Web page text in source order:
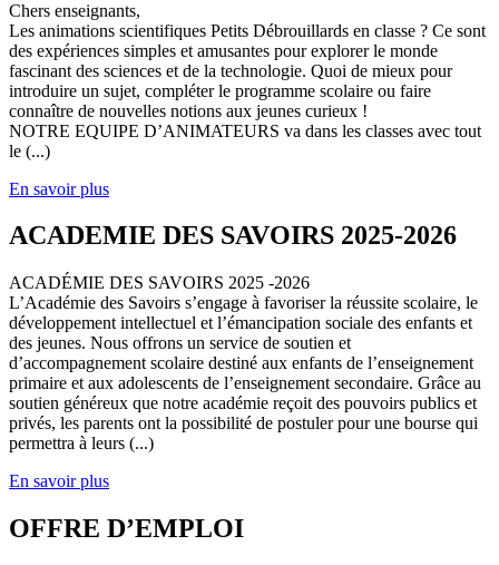
Chers enseignants,
Les animations scientifiques Petits Débrouillards en classe ? Ce sont
des expériences simples et amusantes pour explorer le monde
fascinant des sciences et de la technologie. Quoi de mieux pour
introduire un sujet, compléter le programme scolaire ou faire
connaître de nouvelles notions aux jeunes curieux !
NOTRE EQUIPE D’ANIMATEURS va dans les classes avec tout
le (...)
En savoir plus
ACADEMIE DES SAVOIRS 2025-2026
ACADÉMIE DES SAVOIRS 2025 -2026
L’Académie des Savoirs s’engage à favoriser la réussite scolaire, le
développement intellectuel et l’émancipation sociale des enfants et
des jeunes. Nous offrons un service de soutien et
d’accompagnement scolaire destiné aux enfants de l’enseignement
primaire et aux adolescents de l’enseignement secondaire. Grâce au
soutien généreux que notre académie reçoit des pouvoirs publics et
privés, les parents ont la possibilité de postuler pour une bourse qui
permettra à leurs (...)
En savoir plus
OFFRE D’EMPLOI